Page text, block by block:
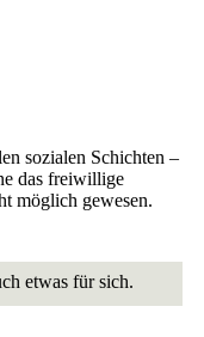
sozialen Schichten –
das freiwillige
möglich gewesen.
etwas für sich.